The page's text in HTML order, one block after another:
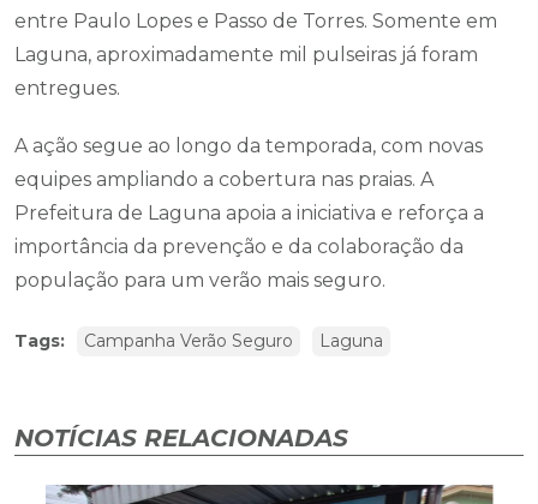
entre Paulo Lopes e Passo de Torres. Somente em
Laguna, aproximadamente mil pulseiras já foram
entregues.
A ação segue ao longo da temporada, com novas
equipes ampliando a cobertura nas praias. A
Prefeitura de Laguna apoia a iniciativa e reforça a
importância da prevenção e da colaboração da
população para um verão mais seguro.
Tags: Campanha Verão Seguro Laguna
NOTÍCIAS RELACIONADAS